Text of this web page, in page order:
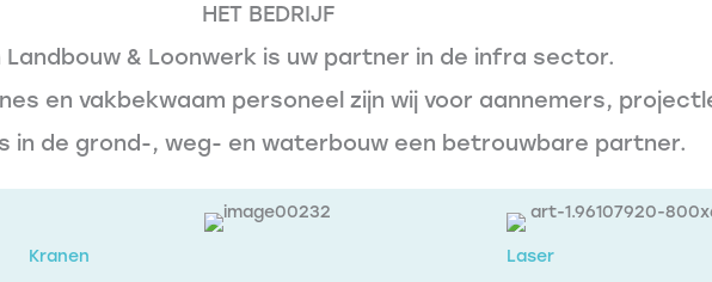
HET BEDRIJF
Landbouw & Loonwerk is uw partner in de infra sector.
en vakbekwaam personeel zijn wij voor aannemers,
in de grond-, weg- en waterbouw een betrouwbare partner.
Kranen
Laser